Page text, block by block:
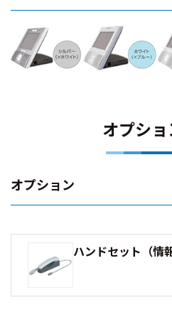
オプシ
オプション
ハンドセット（情